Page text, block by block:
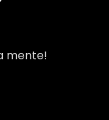
mente!